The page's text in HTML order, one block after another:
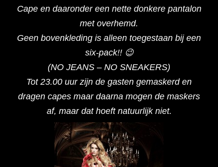
Cape en daaronder een nette donkere pantalon
met overhemd.
Geen bovenkleding is alleen toegestaan bij een
six-pack!! 😉
(NO JEANS – NO SNEAKERS)
Tot 23.00 uur zijn de gasten gemaskerd en
dragen capes maar daarna mogen de maskers
af, maar dat hoeft natuurlijk niet.